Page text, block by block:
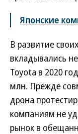
Японские
В развитие
вкладывались
Toyota в 2020
млн. Прежде
дрона
компаниям не
рынок в